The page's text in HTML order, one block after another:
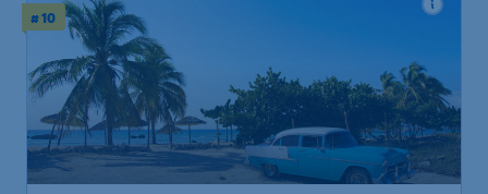
# 10